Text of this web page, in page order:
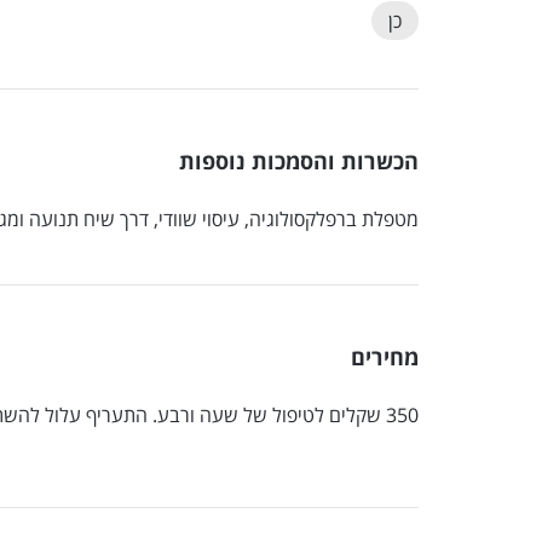
כן
הכשרות והסמכות נוספות
מטפלת ברפלקסולוגיה, עיסוי שוודי, דרך שיח תנועה
מחירים
350 שקלים לטיפול של שעה ורבע. התעריף עלול להשתנוי תלוי במרחק ובנסיעה.